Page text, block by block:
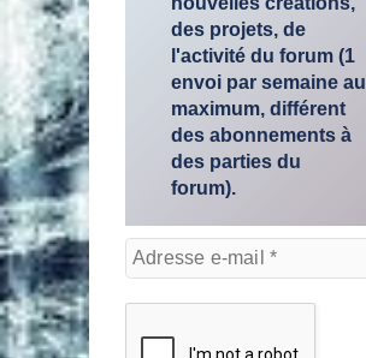
des projets, de
l'activité du forum (1
envoi par semaine au
maximum, différent
des abonnements à
des parties du
forum).